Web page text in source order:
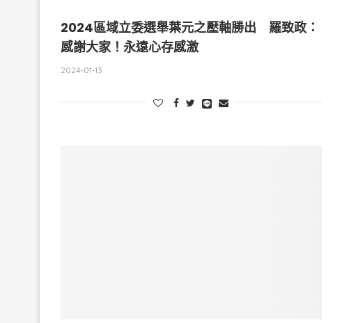
2024區域立委選舉葉元之壓軸勝出 羅致政：
感謝大家！永遠心存感激
2024-01-13